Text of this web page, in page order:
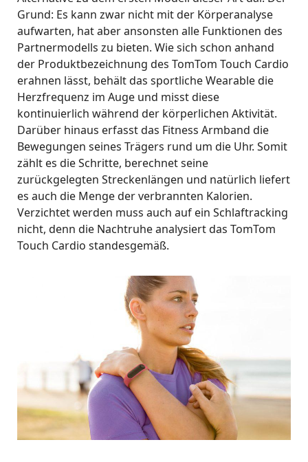
Grund: Es kann zwar nicht mit der Körperanalyse
aufwarten, hat aber ansonsten alle Funktionen des
Partnermodells zu bieten. Wie sich schon anhand
der Produktbezeichnung des TomTom Touch Cardio
erahnen lässt, behält das sportliche Wearable die
Herzfrequenz im Auge und misst diese
kontinuierlich während der körperlichen Aktivität.
Darüber hinaus erfasst das Fitness Armband die
Bewegungen seines Trägers rund um die Uhr. Somit
zählt es die Schritte, berechnet seine
zurückgelegten Streckenlängen und natürlich liefert
es auch die Menge der verbrannten Kalorien.
Verzichtet werden muss auch auf ein Schlaftracking
nicht, denn die Nachtruhe analysiert das TomTom
Touch Cardio standesgemäß.